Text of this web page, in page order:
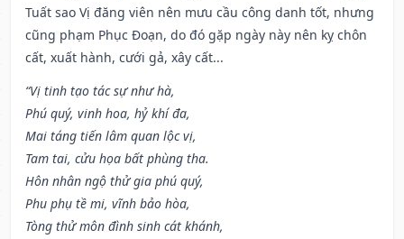
Tuất sao Vị đăng viên nên mưu cầu công danh tốt, nhưng
cũng phạm Phục Đoạn, do đó gặp ngày này nên kỵ chôn
cất, xuất hành, cưới gả, xây cất...
“Vị tinh tạo tác sự như hà,
Phú quý, vinh hoa, hỷ khí đa,
Mai táng tiến lâm quan lộc vị,
Tam tai, cửu họa bất phùng tha.
Hôn nhân ngộ thử gia phú quý,
Phu phụ tề mi, vĩnh bảo hòa,
Tòng thử môn đình sinh cát khánh,